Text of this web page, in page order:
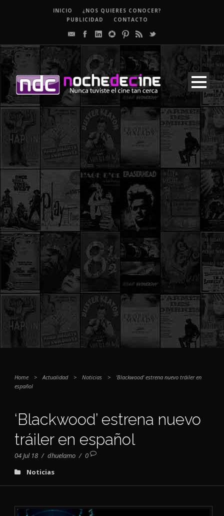
INICIO
¿NOS QUIERES CONOCER?
PUBLICIDAD
CONTACTO
Home > Actualidad > Noticias >
‘Blackwood’ estrena nuevo tráiler en
español
‘Blackwood’ estrena nuevo
tráiler en español
04 Jul 18 / dhuelamo / 0
Noticias